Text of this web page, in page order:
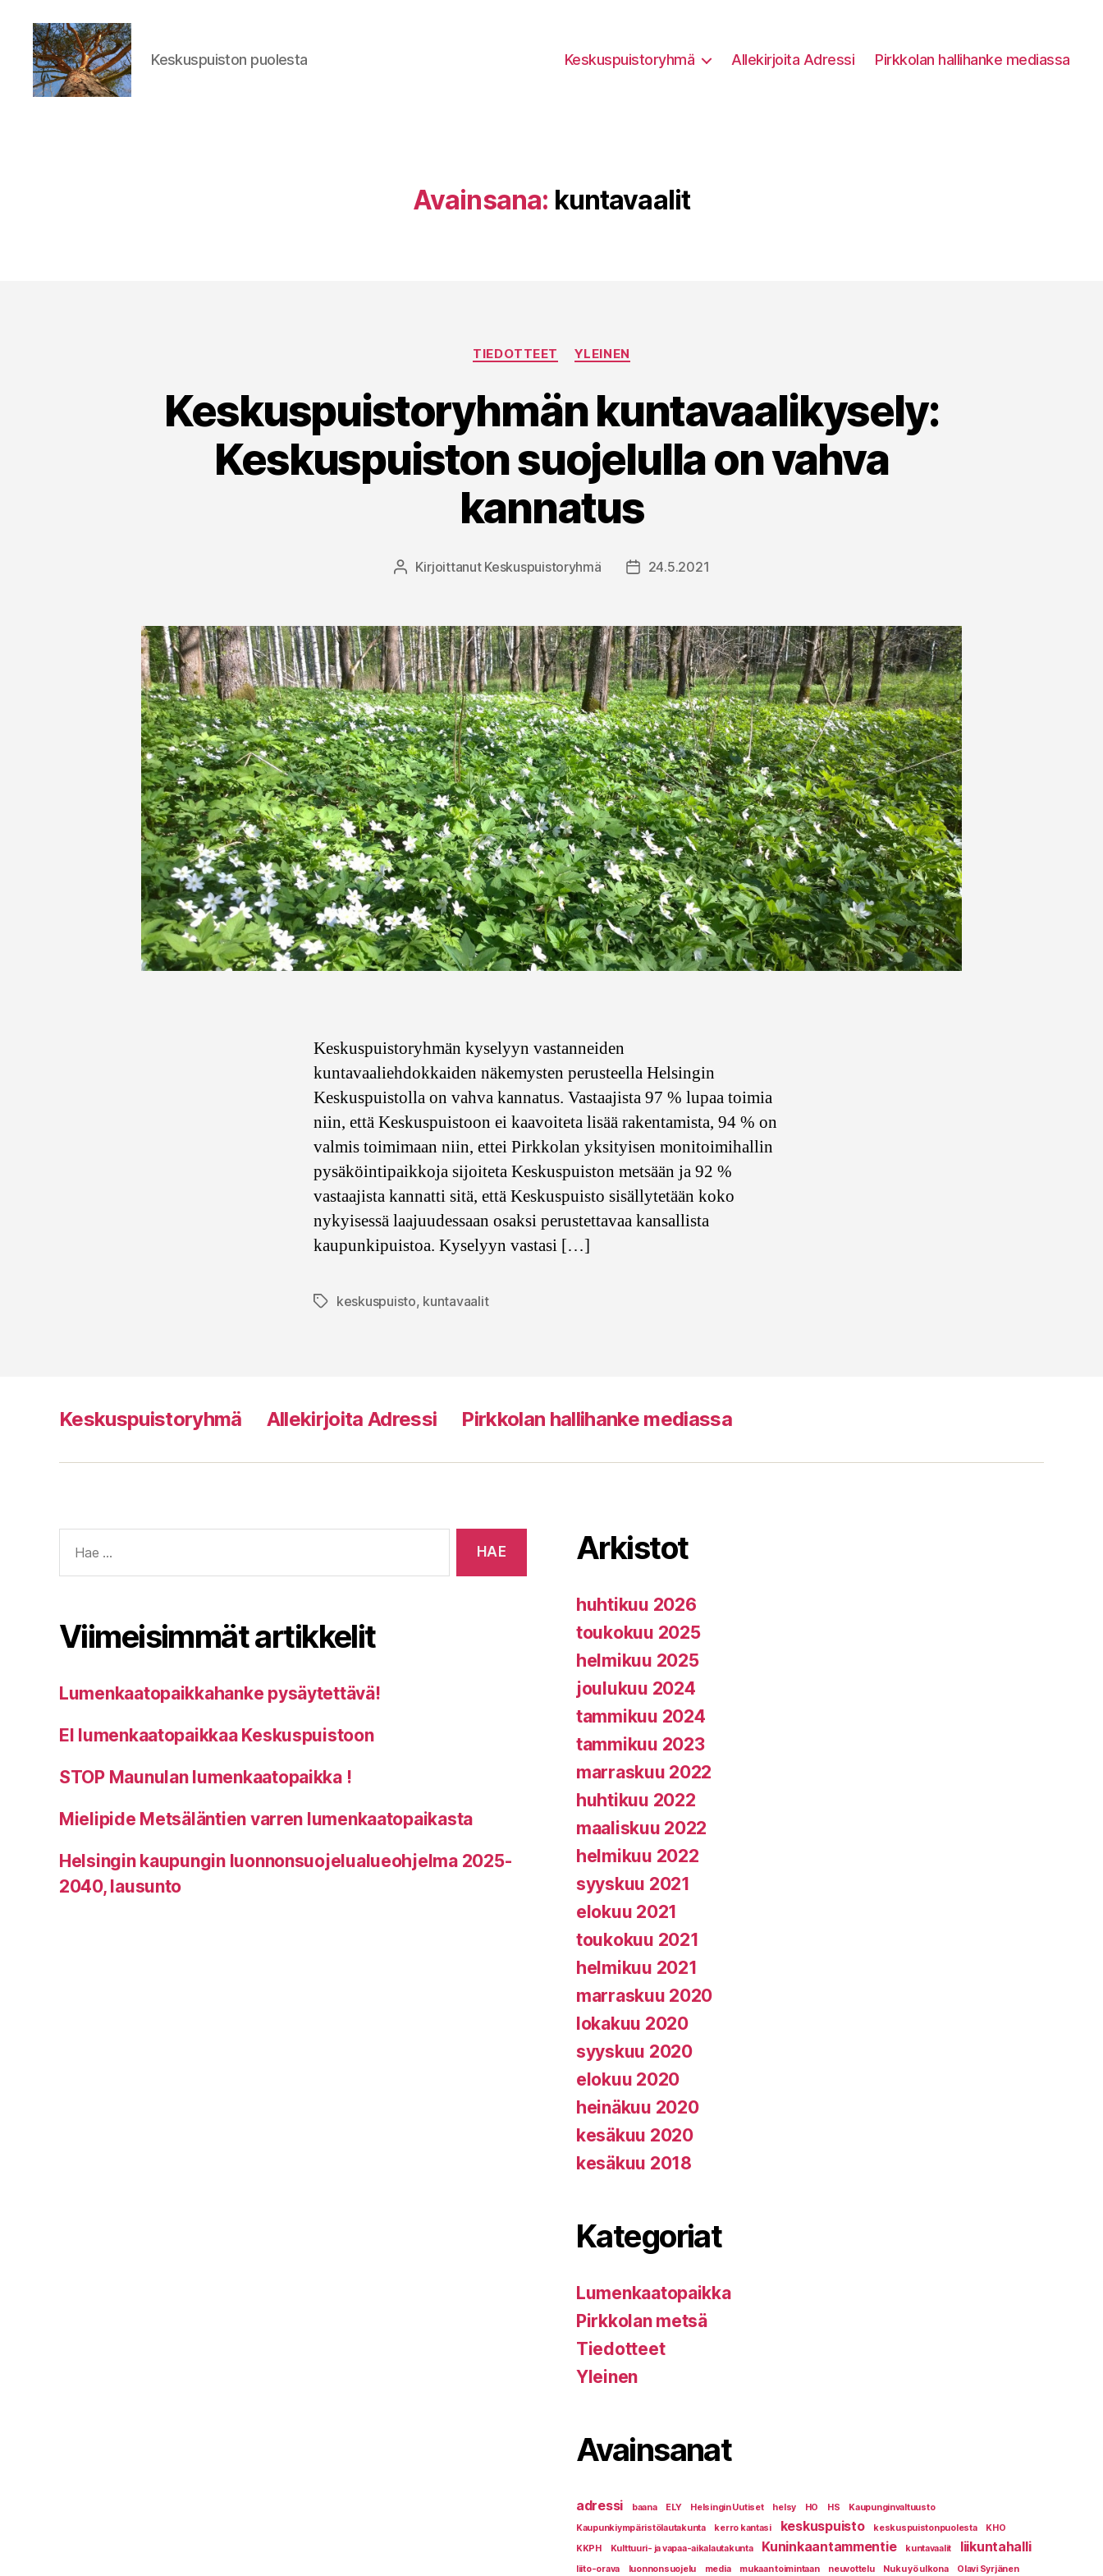
Keskuspuiston puolesta Keskuspuistoryhmä Allekirjoita Adressi Pirkkolan hallihanke mediassa
Avainsana: kuntavaalit
Kategoriat
TIEDOTTEET YLEINEN
Keskuspuistoryhmän kuntavaalikysely:
Keskuspuiston suojelulla on vahva
kannatus
Kirjoittaja
Kirjoittanut Keskuspuistoryhmä Julkaisupäivämäärä
24.5.2021
Keskuspuistoryhmän kyselyyn vastanneiden
kuntavaaliehdokkaiden näkemysten perusteella Helsingin
Keskuspuistolla on vahva kannatus. Vastaajista 97 % lupaa toimia
niin, että Keskuspuistoon ei kaavoiteta lisää rakentamista, 94 % on
valmis toimimaan niin, ettei Pirkkolan yksityisen monitoimihallin
pysäköintipaikkoja sijoiteta Keskuspuiston metsään ja 92 %
vastaajista kannatti sitä, että Keskuspuisto sisällytetään koko
nykyisessä laajuudessaan osaksi perustettavaa kansallista
kaupunkipuistoa. Kyselyyn vastasi […]
Avainsanat
keskuspuisto, kuntavaalit
Keskuspuistoryhmä Allekirjoita Adressi Pirkkolan hallihanke mediassa
Viimeisimmät artikkelit
Lumenkaatopaikkahanke pysäytettävä!
EI lumenkaatopaikkaa Keskuspuistoon
STOP Maunulan lumenkaatopaikka !
Mielipide Metsäläntien varren lumenkaatopaikasta
Helsingin kaupungin luonnonsuojelualueohjelma 2025-
2040, lausunto
Arkistot
huhtikuu 2026
toukokuu 2025
helmikuu 2025
joulukuu 2024
tammikuu 2024
tammikuu 2023
marraskuu 2022
huhtikuu 2022
maaliskuu 2022
helmikuu 2022
syyskuu 2021
elokuu 2021
toukokuu 2021
helmikuu 2021
marraskuu 2020
lokakuu 2020
syyskuu 2020
elokuu 2020
heinäkuu 2020
kesäkuu 2020
kesäkuu 2018
Kategoriat
Lumenkaatopaikka
Pirkkolan metsä
Tiedotteet
Yleinen
Avainsanat
adressi baana ELY Helsingin Uutiset helsy HO HS
Kaupunginvaltuusto
Kaupunkiympäristölautakunta
kerro kantasi keskuspuisto keskuspuistonpuolesta
KHO
KKPH
Kulttuuri- ja vapaa-aikalautakunta Kuninkaantammentie kuntavaalit liikuntahalli
liito-orava luonnonsuojelu media mukaan toimintaan neuvottelu Nuku yö ulkona Olavi Syrjänen